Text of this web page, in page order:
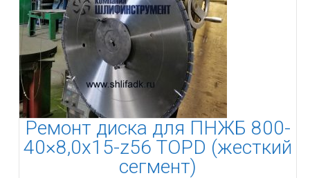
Ремонт диска для ПНЖБ 800-
40×8,0x15-z56 TOPD (жесткий
сегмент)